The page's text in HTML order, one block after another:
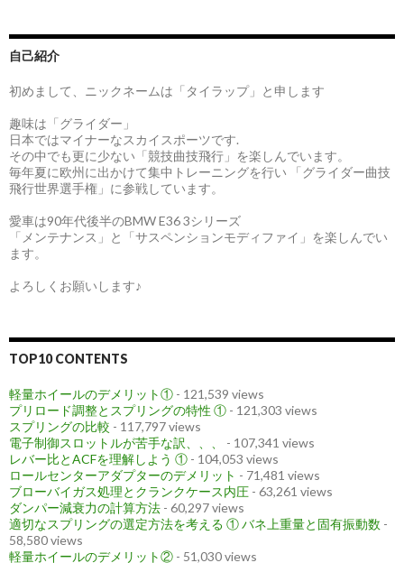
自己紹介
初めまして、ニックネームは「タイラップ」と申します
趣味は「グライダー」
日本ではマイナーなスカイスポーツです.
その中でも更に少ない「競技曲技飛行」を楽しんでいます。
毎年夏に欧州に出かけて集中トレーニングを行い 「グライダー曲技
飛行世界選手権」に参戦しています。
愛車は90年代後半のBMW E36 3シリーズ
「メンテナンス」と「サスペンションモディファイ」を楽しんでい
ます。
よろしくお願いします♪
TOP10 CONTENTS
軽量ホイールのデメリット① - 121,539 views
プリロード調整とスプリングの特性 ① - 121,303 views
スプリングの比較 - 117,797 views
電子制御スロットルが苦手な訳、、、
- 107,341 views
レバー比とACFを理解しよう ① - 104,053 views
ロールセンターアダプターのデメリット - 71,481 views
ブローバイガス処理とクランクケース内圧 - 63,261 views
ダンパー減衰力の計算方法 - 60,297 views
適切なスプリングの選定方法を考える ① バネ上重量と固有振動数 -
58,580 views
軽量ホイールのデメリット② - 51,030 views